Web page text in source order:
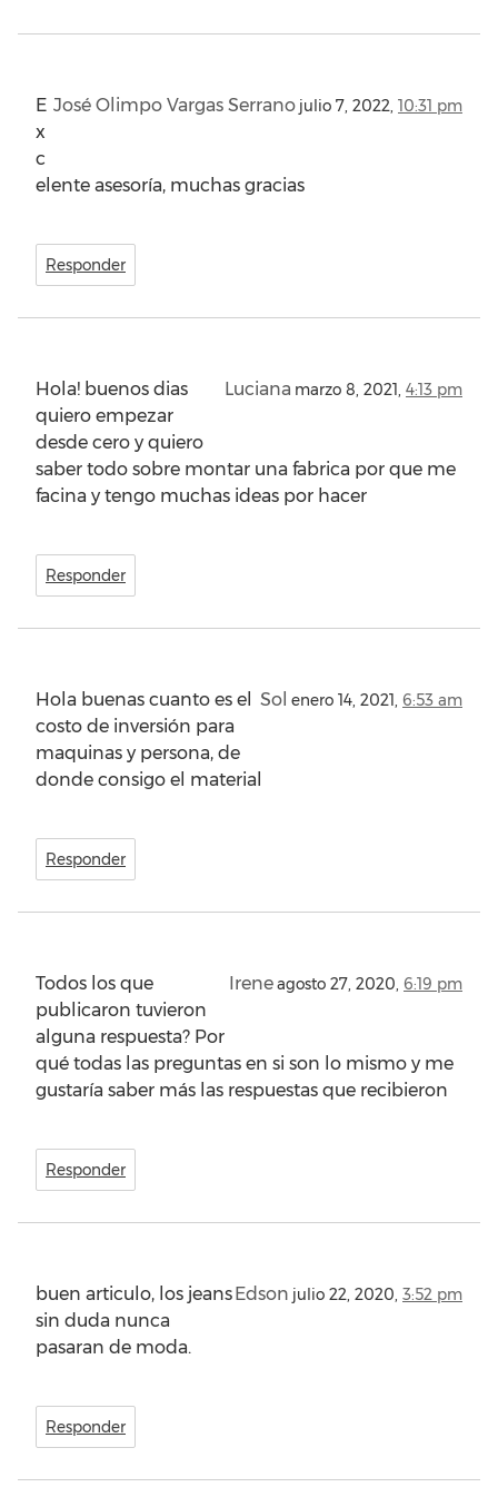
José Olimpo Vargas Serrano julio 7, 2022, 10:31 pm
E
x
c
elente asesoría, muchas gracias
Responder
Luciana marzo 8, 2021, 4:13 pm
Hola! buenos dias
quiero empezar
desde cero y quiero
saber todo sobre montar una fabrica por que me
facina y tengo muchas ideas por hacer
Responder
Sol enero 14, 2021, 6:53 am
Hola buenas cuanto es el
costo de inversión para
maquinas y persona, de
donde consigo el material
Responder
Ireneagosto 27, 2020, 6:19 pm
Todos los que
publicaron tuvieron
alguna respuesta? Por
qué todas las preguntas en si son lo mismo y me
gustaría saber más las respuestas que recibieron
Responder
Edson julio 22, 2020, 3:52 pm
buen articulo, los jeans
sin duda nunca
pasaran de moda.
Responder